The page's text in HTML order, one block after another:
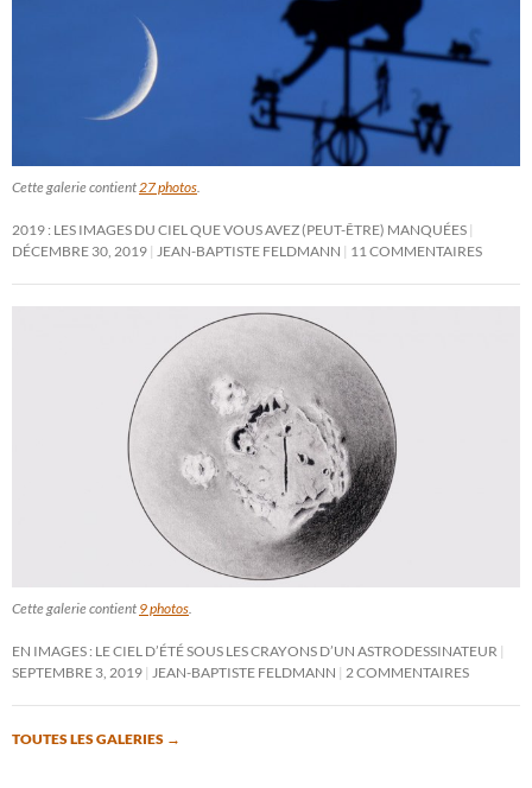
Cette galerie contient27 photos.
2019 : LES IMAGES DU CIEL QUE VOUS AVEZ (PEUT-ÊTRE) MANQUÉES
DÉCEMBRE 30, 2019 JEAN-BAPTISTE FELDMANN 11 COMMENTAIRES
Cette galerie contient 9 photos.
EN IMAGES : LE CIEL D’ÉTÉ SOUS LES CRAYONS D’UN ASTRODESSINATEUR
SEPTEMBRE 3, 2019 JEAN-BAPTISTE FELDMANN 2 COMMENTAIRES
TOUTES LES GALERIES →